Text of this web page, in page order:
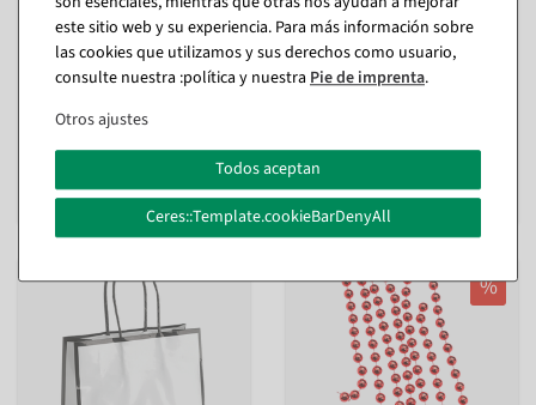
Bolsa de papel "Coco"
blanco 25 x 25 cm 25 piezas,
155 gr/m²
Disponible de inmediato
59,95 EUR más IVA
Bolsa de papel "Coco"
negra 18 x 18 cm 25 piezas,
155 gr/m²
65,39 €
54,95 EUR más IVA
%
este sitio web y su experiencia. Para más información sobre
las cookies que utilizamos y sus derechos como usuario,
consulte nuestra :política y nuestra Pie de imprenta.
Otros ajustes
Todos aceptan
Ceres::Template.cookieBarDenyAll